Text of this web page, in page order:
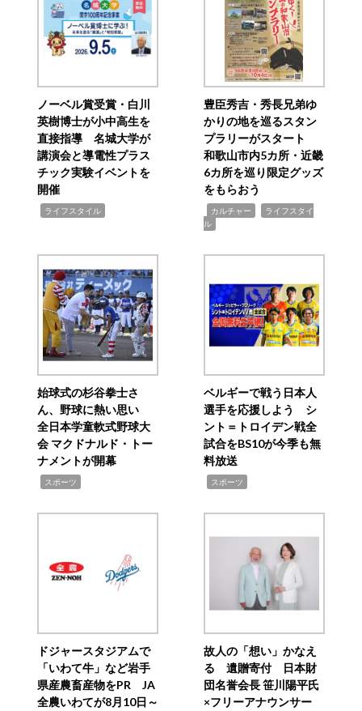
ノーベル賞受賞・白川
英樹博士が小中高生を
直接指導 名城大学が
講演会と導電性プラス
チック実験イベントを
開催
ライフスタイル
豊臣秀吉・秀長兄弟ゆ
かりの地を巡るスタン
プラリーがスタート
和歌山市内5カ所・近畿
6カ所を巡り限定グッズ
をもらおう
カルチャー
ライフスタイ
ル
始球式の杉谷拳士さ
ん、野球に熱い思い
全日本学童軟式野球大
会 マクドナルド・トー
ナメントが開幕
スポーツ
ベルギーで戦う日本人
選手を応援しよう シ
ント＝トロイデン戦全
試合をBS10が今季も無
料放送
スポーツ
ドジャースタジアムで
「いわて牛」など岩手
県産農畜産物をPR JA
全農いわてが8月10日～
故人の「想い」かなえ
る 遺贈寄付 日本財
団名誉会長 笹川陽平氏
×フリーアナウンサー